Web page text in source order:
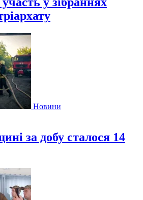
Новини
за добу сталося 14